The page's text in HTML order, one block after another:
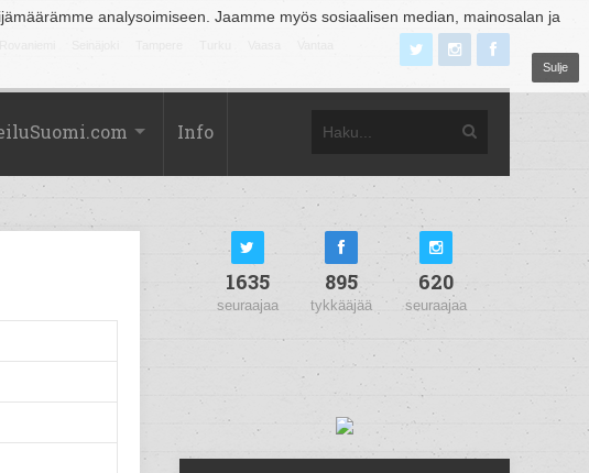
analysoimiseen. Jaamme myös sosiaalisen median, mainosalan ja
Sulje
Info
1635
seuraajaa
895
tykkääjää
620
seuraajaa